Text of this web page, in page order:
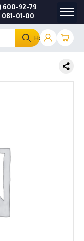
Найти
600-92-79
081-01-00